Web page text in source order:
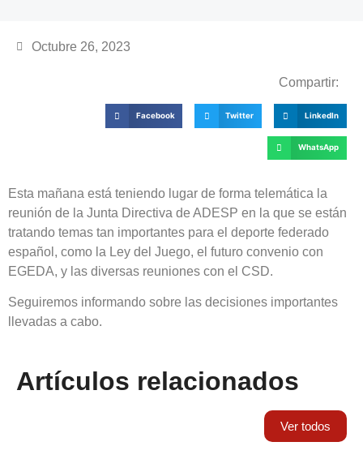
Octubre 26, 2023
Compartir:
Facebook Twitter LinkedIn
WhatsApp
Esta mañana está teniendo lugar de forma telemática la
reunión de la Junta Directiva de ADESP en la que se están
tratando temas tan importantes para el deporte federado
español, como la Ley del Juego, el futuro convenio con
EGEDA, y las diversas reuniones con el CSD.
Seguiremos informando sobre las decisiones importantes
llevadas a cabo.
Artículos relacionados
Ver todos